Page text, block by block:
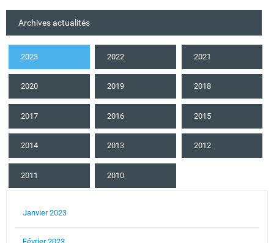
Archives actualités
2023 2022 2021
2020 2019 2018
2017 2016 2015
2014 2013 2012
2011 2010
Janvier 2023